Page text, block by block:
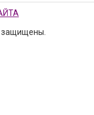
защищены.